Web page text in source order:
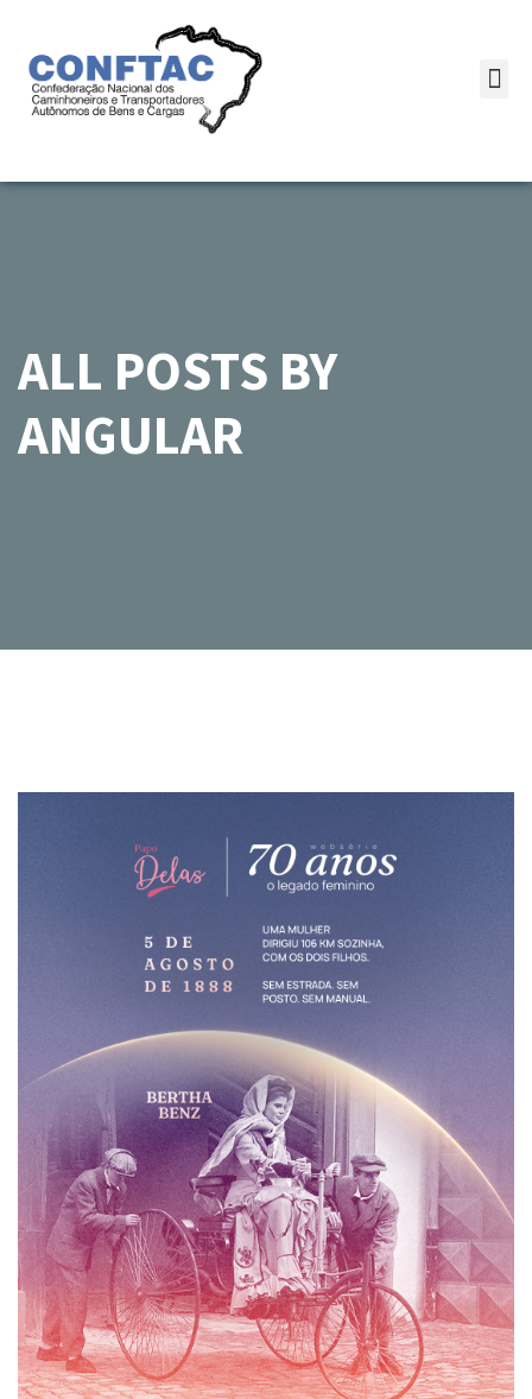
ALL POSTS BY
ANGULAR